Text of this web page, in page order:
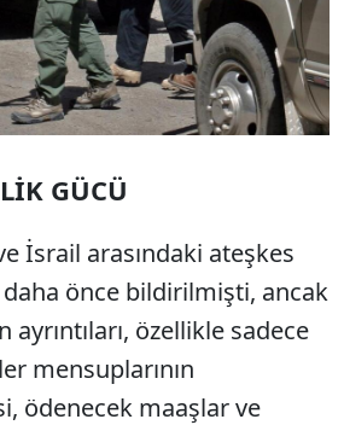
GÜCÜ
İsrail arasındaki ateşkes
önce bildirilmişti, ancak
ayrıntıları, özellikle sadece
mensuplarının
ödenecek maaşlar ve